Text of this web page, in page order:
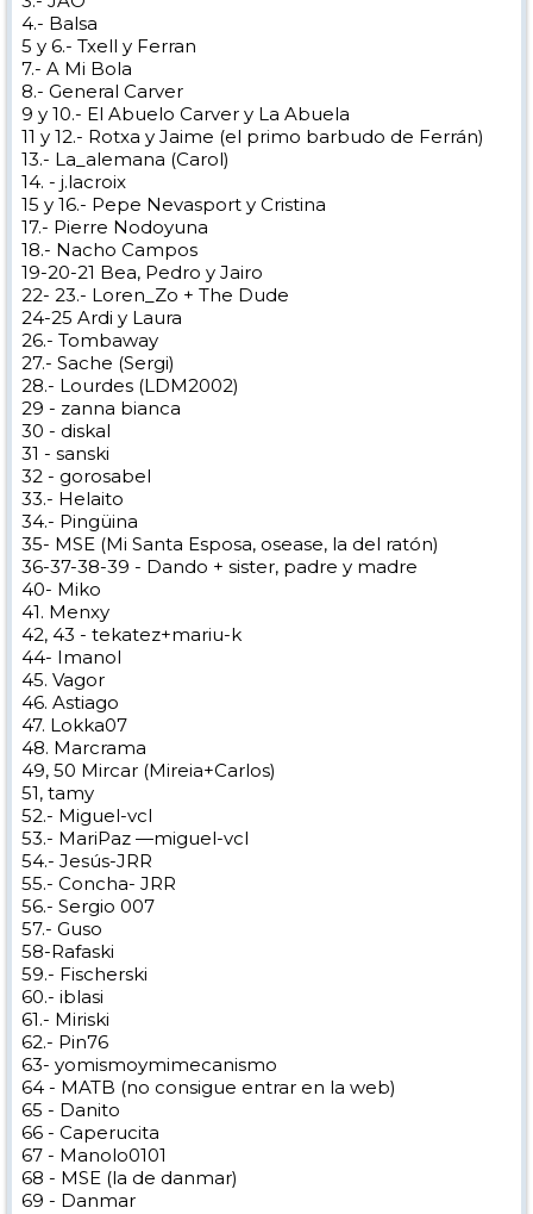
4.- Balsa
5 y 6.- Txell y Ferran
7.- A Mi Bola
8.- General Carver
9 y 10.- El Abuelo Carver y La Abuela
11 y 12.- Rotxa y Jaime (el primo barbudo de Ferrán)
13.- La_alemana (Carol)
14. - j.lacroix
15 y 16.- Pepe Nevasport y Cristina
17.- Pierre Nodoyuna
18.- Nacho Campos
19-20-21 Bea, Pedro y Jairo
22- 23.- Loren_Zo + The Dude
24-25 Ardi y Laura
26.- Tombaway
27.- Sache (Sergi)
28.- Lourdes (LDM2002)
29 - zanna bianca
30 - diskal
31 - sanski
32 - gorosabel
33.- Helaito
34.- Pingüina
35- MSE (Mi Santa Esposa, osease, la del ratón)
36-37-38-39 - Dando + sister, padre y madre
40- Miko
41. Menxy
42, 43 - tekatez+mariu-k
44- Imanol
45. Vagor
46. Astiago
47. Lokka07
48. Marcrama
49, 50 Mircar (Mireia+Carlos)
51, tamy
52.- Miguel-vcl
53.- MariPaz —miguel-vcl
54.- Jesús-JRR
55.- Concha- JRR
56.- Sergio 007
57.- Guso
58-Rafaski
59.- Fischerski
60.- iblasi
61.- Miriski
62.- Pin76
63- yomismoymimecanismo
64 - MATB (no consigue entrar en la web)
65 - Danito
66 - Caperucita
67 - Manolo0101
68 - MSE (la de danmar)
69 - Danmar